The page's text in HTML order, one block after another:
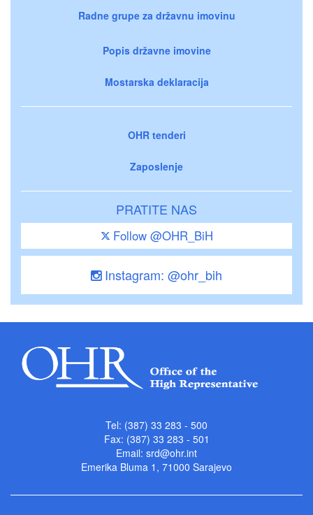
Radne grupe za državnu imovinu
Popis državne imovine
Mostarska deklaracija
OHR tenderi
Zaposlenje
PRATITE NAS
Follow @OHR_BiH
Instagram: @ohr_bih
Tel: (387) 33 283 - 500
Fax: (387) 33 283 - 501
Email: srd@ohr.int
Emerika Bluma 1, 71000 Sarajevo